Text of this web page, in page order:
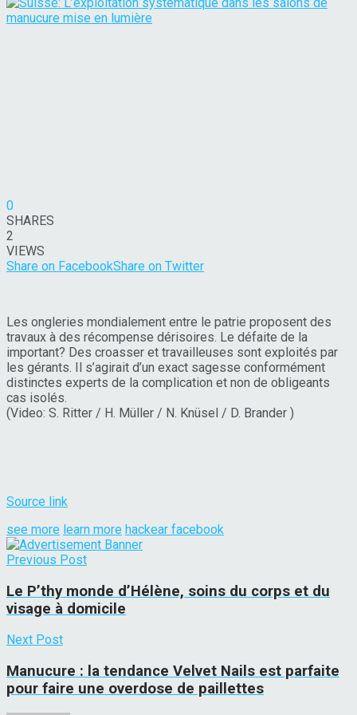
0
SHARES
2
VIEWS
Share on FacebookShare on Twitter
Les ongleries mondialement entre le patrie proposent des
travaux à des récompense dérisoires. Le défaite de la
important? Des croasser et travailleuses sont exploités par
les gérants. Il s’agirait d’un exact sagesse conformément
distinctes experts de la complication et non de obligeants
cas isolés.
(Video: S. Ritter / H. Müller / N. Knüsel / D. Brander )
Source link
see more learn more hackear facebook
Previous Post
Le P’thy monde d’Hélène, soins du corps et du
visage à domicile
Next Post
Manucure : la tendance Velvet Nails est parfaite
pour faire une overdose de paillettes